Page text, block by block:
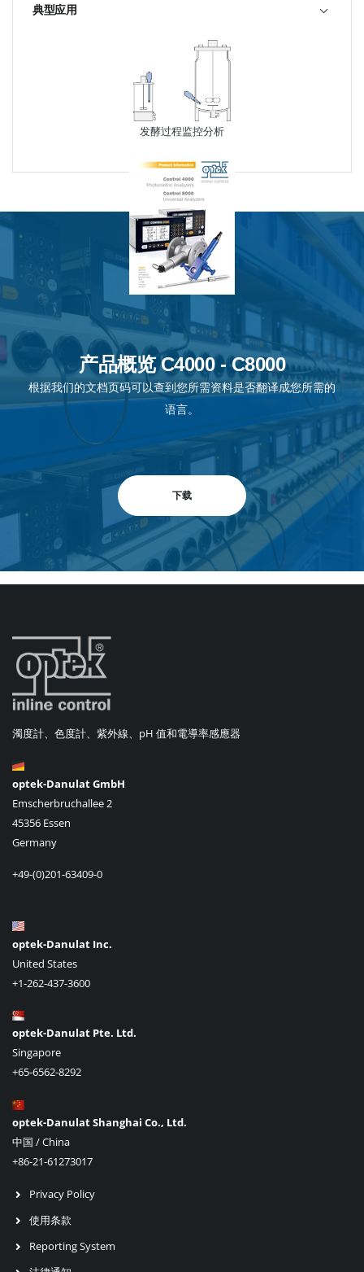
典型应用
发酵过程监控分析
产品概览 C4000 - C8000
根据我们的文档页码可以查到您所需资料是否翻译成您所需的
语言。
下载
濁度計、色度計、紫外線、pH 值和電導率感應器
optek-Danulat GmbH
Emscherbruchallee 2
45356 Essen
Germany
+49-(0)201-63409-0
optek-Danulat Inc.
United States
+1-262-437-3600
optek-Danulat Pte. Ltd.
Singapore
+65-6562-8292
optek-Danulat Shanghai Co., Ltd.
中国 / China
+86-21-61273017
Privacy Policy
使用条款
Reporting System